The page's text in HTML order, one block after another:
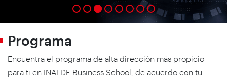
Programa
Encuentra el programa de alta dirección más propicio
para ti en INALDE Business School, de acuerdo con tu